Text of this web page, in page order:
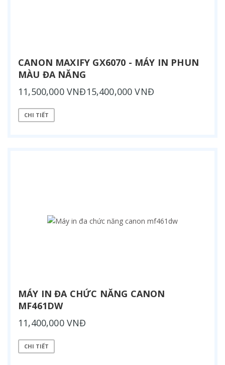
CANON MAXIFY GX6070 - MÁY IN PHUN
MÀU ĐA NĂNG
11,500,000 VNĐ15,400,000 VNĐ
CHI TIẾT
MÁY IN ĐA CHỨC NĂNG CANON
MF461DW
11,400,000 VNĐ
CHI TIẾT